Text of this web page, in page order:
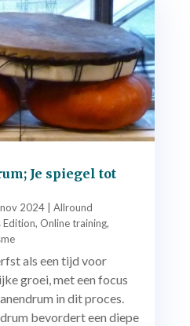
Je spiegel tot
2024| Allround
Edition, Online training,
als een tijd voor
groei, met een focus
in dit proces.
bevordert een diepe